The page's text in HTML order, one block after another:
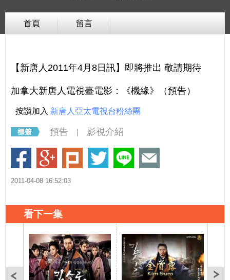
首頁 留言
【新唐人2011年4月8日訊】即將推出 敬請期待
加拿大新唐人電視臺電影：《機緣》（預告）
按讚加入 新唐人亞太電視台粉絲團
預告 影視介紹
2011-04-08 16:52:03
看下一集